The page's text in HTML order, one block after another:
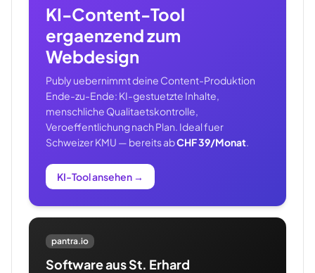
KI-Content-Tool
ergaenzend zum
Webdesign
Publy uebernimmt deine Content-Produktion
Ende-zu-Ende: KI-gestuetzte Inhalte,
menschliche Qualitaetskontrolle,
Veroeffentlichung nach Plan. Ideal fuer
Schweizer KMU — bereits abCHF 39/Monat.
KI-Tool ansehen →
pantra.io
Software aus St. Erhard